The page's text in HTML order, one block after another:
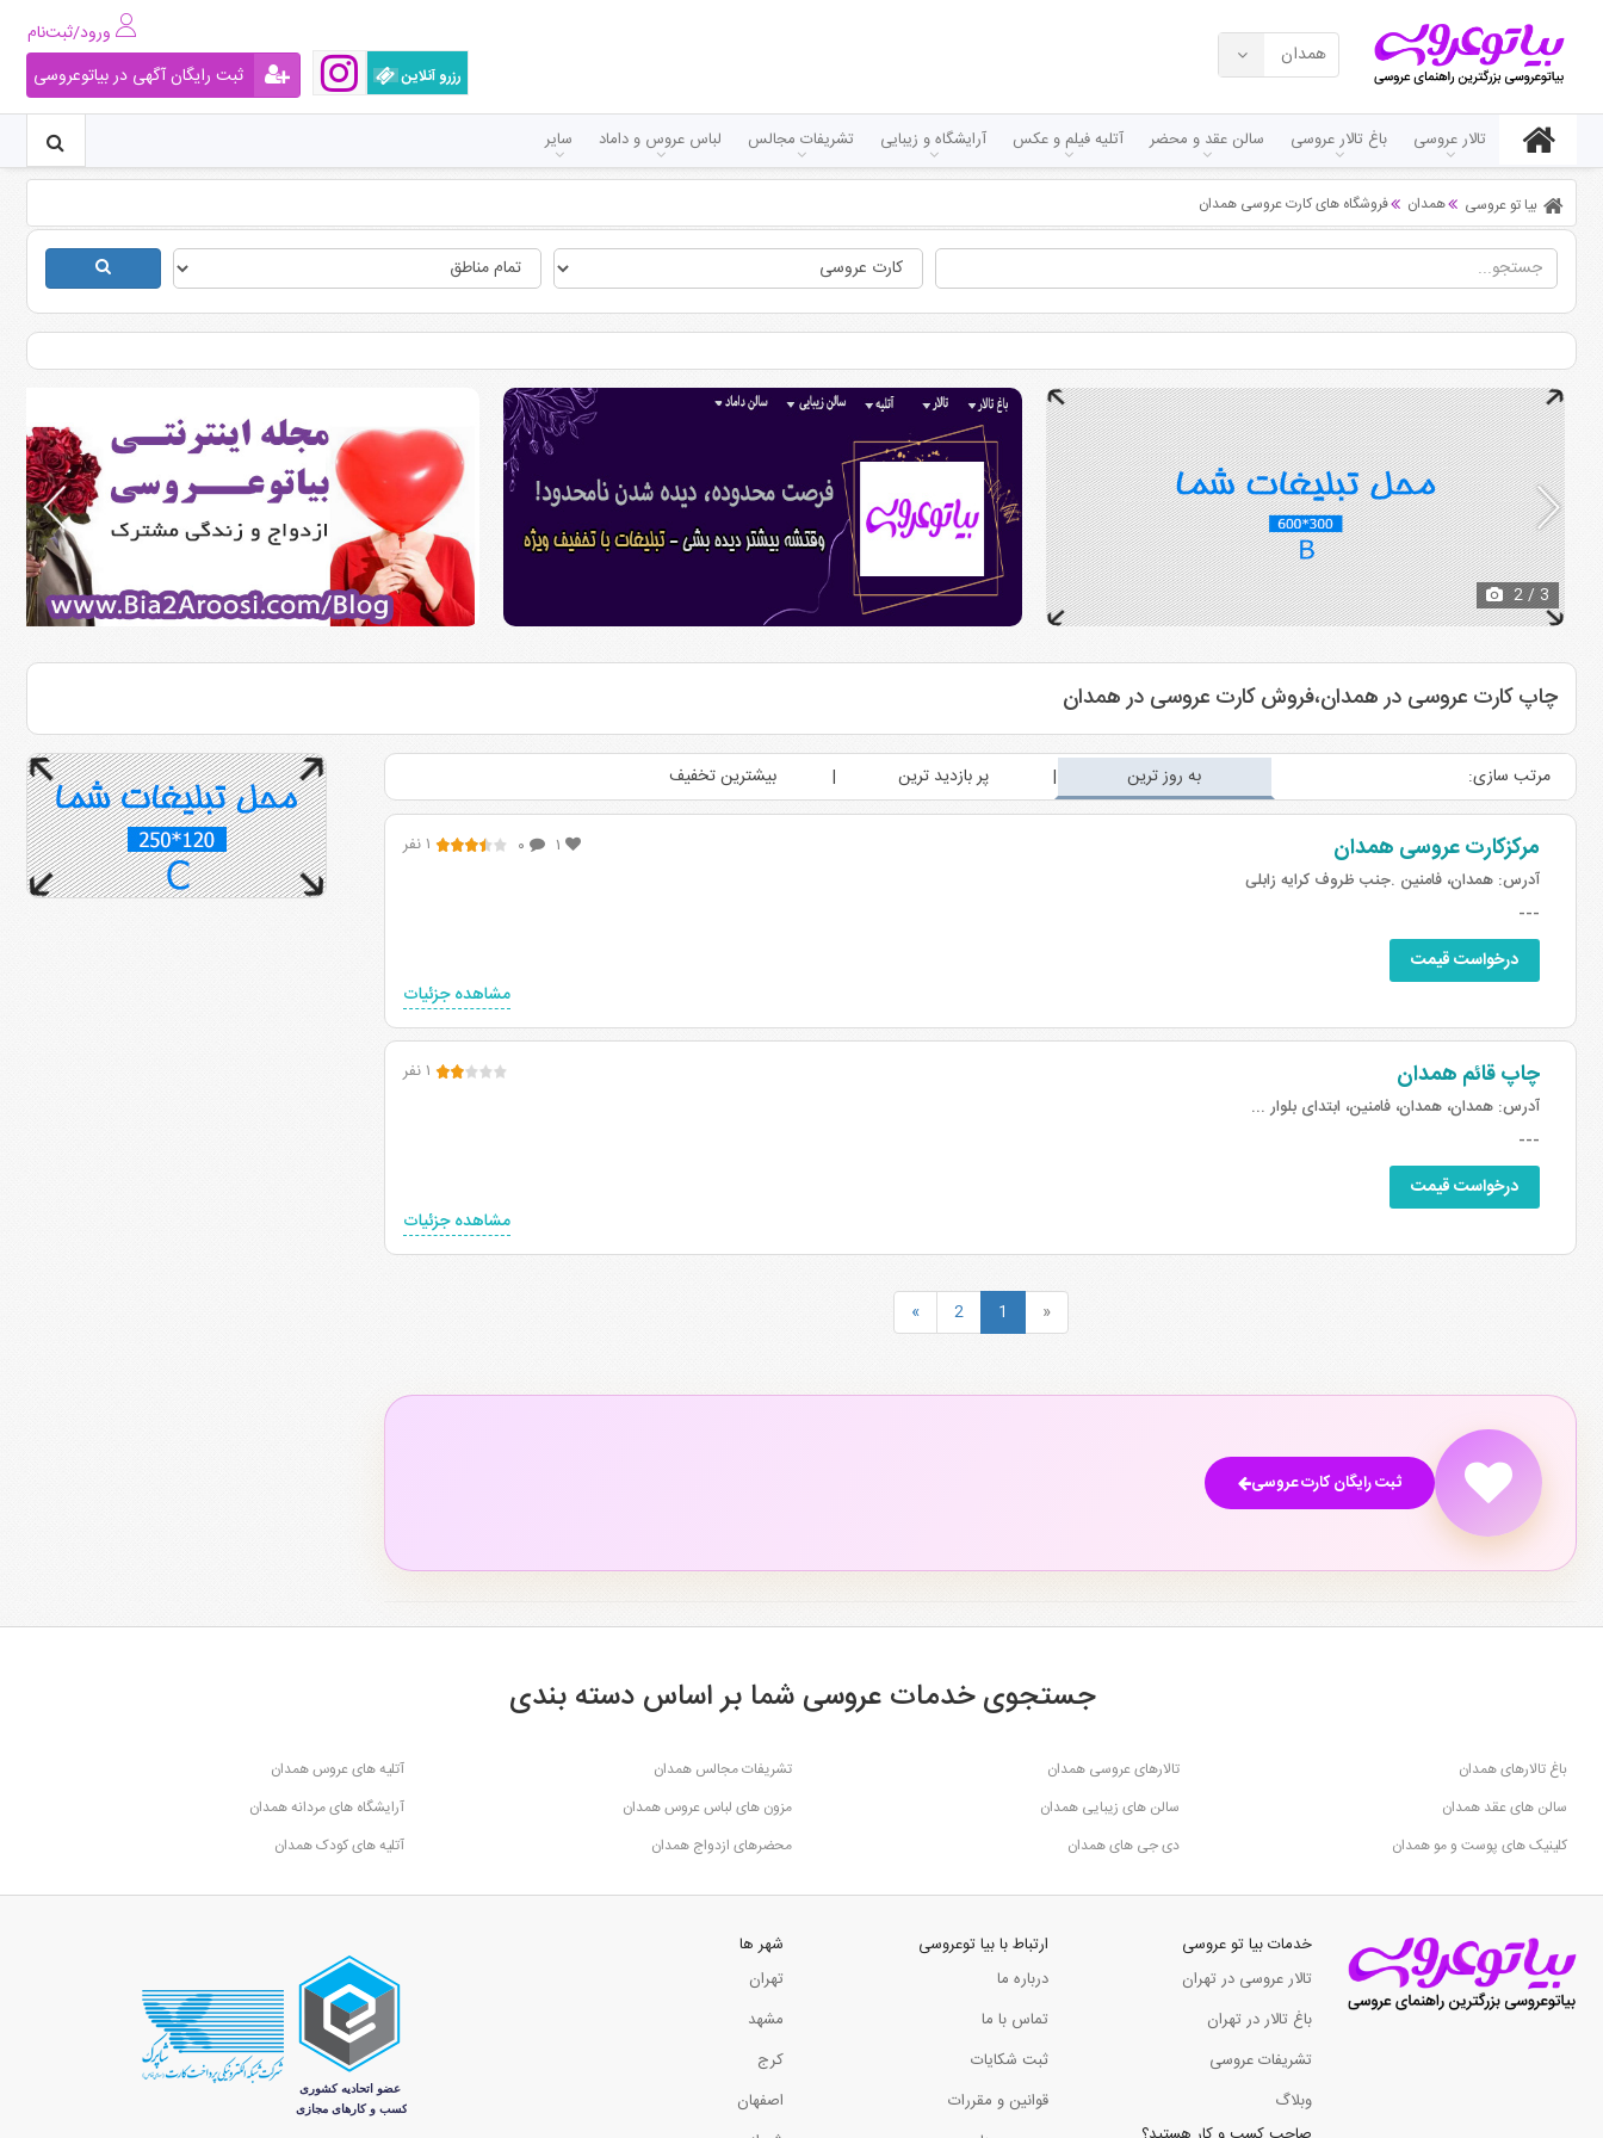
همدان
رزرو آنلاین
ثبت رایگان آگهی در بیاتوعروسی
تالار عروسی باغ تالار عروسی سالن عقد و محضر آتلیه فیلم و عکس آرایشگاه و زیبایی تشریفات مجالس لباس عروس و داماد سایر
بیا تو عروسی همدان فروشگاه های کارت عروسی همدان
2/ 3
چاپ کارت عروسی در همدان،فروش کارت عروسی در همدان
مرتب سازی: به روز ترین پر بازدید ترین بیشترین تخفیف
مرکزکارت عروسی همدان ۱ ۰
۱ نفر
آدرس: همدان، فامنین .جنب ظروف کرایه زابلی
---
درخواست قیمت
مشاهده جزئیات
چاپ قائم همدان
۱ نفر
آدرس: همدان، همدان، فامنین، ابتدای بلوار ...
---
درخواست قیمت
مشاهده جزئیات
«
1
2
»
ثبت رایگان کارت عروسی
جستجوی خدمات عروسی شما بر اساس دسته بندی
باغ تالارهای همدان تالارهای عروسی همدان تشریفات مجالس همدان
آتلیه های عروس همدان
سالن های عقد همدان
سالن های زیبایی همدان مزون های لباس عروس همدان
آرایشگاه های مردانه همدان
کلینیک های پوست و مو همدان
دی جی های همدان محضرهای ازدواج همدان آتلیه های کودک همدان
خدمات بیا تو عروسی
تالار عروسی در تهران
باغ تالار در تهران
تشریفات عروسی
وبلاگ
ارتباط با بیا توعروسی
درباره ما
تماس با ما
ثبت شکایات
قوانین و مقررات
شهر ها
تهران
مشهد
کرج
اصفهان